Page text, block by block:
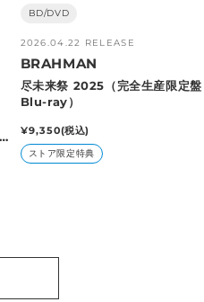
BD/DVD
2026.04.22 RELEASE
販
売
元:
BRAHMAN
尽未来祭 2025（完全生産限定盤
Blu-ray）
通
常
価
¥9,350(税込)
ストア限定特典